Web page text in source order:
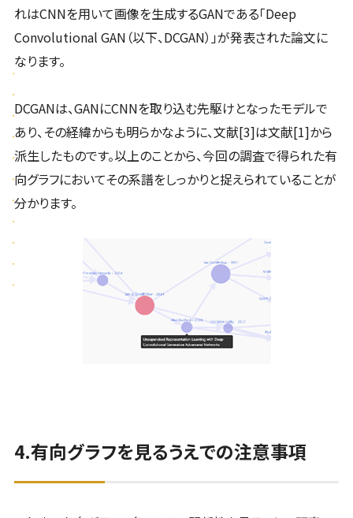
れはCNNを用いて画像を生成するGANである「Deep
Convolutional GAN（以下、DCGAN）」が発表された論文に
なります。
DCGANは、GANにCNNを取り込む先駆けとなったモデルで
あり、その経緯からも明らかなように、文献[3]は文献[1]から
派生したものです。以上のことから、今回の調査で得られた有
向グラフにおいてその系譜をしっかりと捉えられていることが
分かります。
4.有向グラフを見るうえでの注意事項